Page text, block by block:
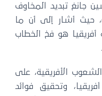
جانغ تبديد المخاوف
حيث أشار إلى أن ما
هو فخ الخطاب
الأفريقية، على
وتحقيق فوائد